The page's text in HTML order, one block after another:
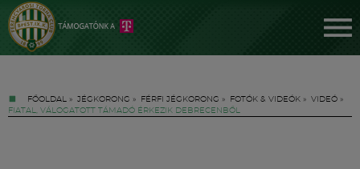
FŐOLDAL » JÉGKORONG » FÉRFI JÉGKORONG » FOTÓK & VIDEÓK » VIDEÓ »
FIATAL, VÁLOGATOTT TÁMADÓ ÉRKEZIK DEBRECENBŐL